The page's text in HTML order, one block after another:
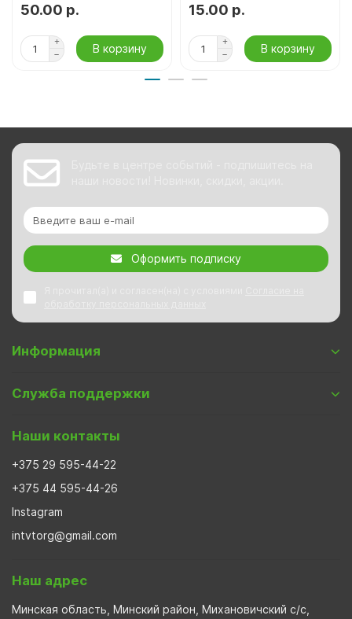
50.00 р.
В корзину
15.00 р.
В корзину
Оформить подписку
Информация
Служба поддержки
Наши контакты
+375 29 595-44-22
+375 44 595-44-26
Instagram
intvtorg@gmail.com
Наш адрес
Минская область, Минский район, Михановичский с/с,